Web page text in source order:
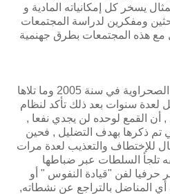
يسخر كل إمكانياته المادية و
ومفكرين لدراسة المجتمعات
هذه المجتمعات بطرق جهنمية
فحين قامت انتفاضة الجماهير الصحراوية في سنة 2005 وما تلاها
سنوات بعد ذلك تأكد لنظام
, أن القمع لوحده لن يجدي نفعا ,
ذكرها بهدف التضليل , فحين
للإختطاف والتعذيب لعدة مرات
السلطات عبر ضباطها
حرفيا لفن "قيادة النفوس " أو
أي المناضل بالتراجع عن نشطاته,